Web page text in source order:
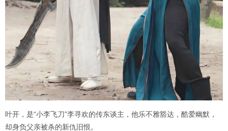
叶开，是“小李飞刀”李寻欢的传东谈主，他乐不雅豁达，酷爱幽默，
却身负父亲被杀的新仇旧恨。